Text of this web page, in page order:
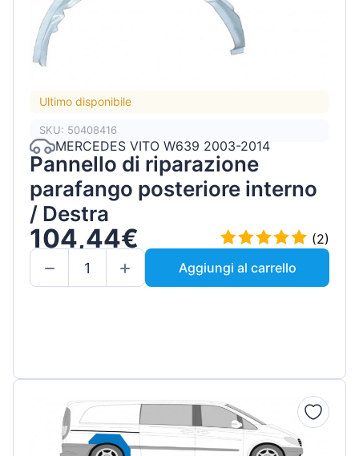
Ultimo disponibile
SKU: 50408416
MERCEDES VITO W639 2003-2014
Pannello di riparazione
parafango posteriore interno
/ Destra
104,44€
(2)
Aggiungi al carrello